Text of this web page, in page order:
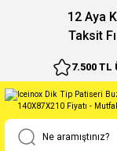
12 Aya
Taksit
7.500 TL